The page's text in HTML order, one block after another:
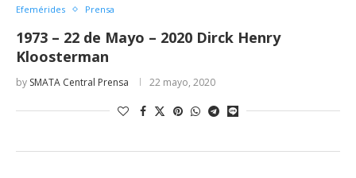
Efemérides Prensa
1973 – 22 de Mayo – 2020 Dirck Henry
Kloosterman
by SMATA Central Prensa 22 mayo, 2020